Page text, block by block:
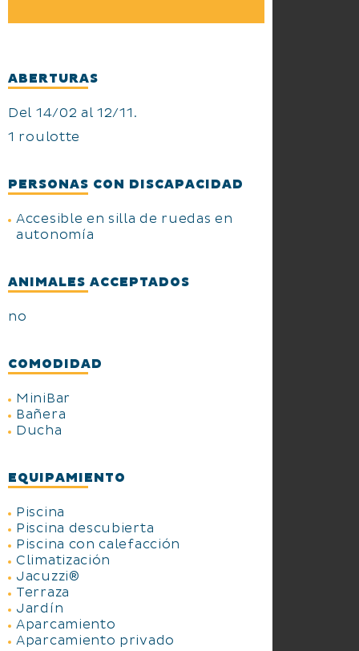
ABERTURAS
Del 14/02 al 12/11.
1 roulotte
PERSONAS CON DISCAPACIDAD
Accesible en silla de ruedas en
autonomía
ANIMALES ACCEPTADOS
no
COMODIDAD
MiniBar
Bañera
Ducha
EQUIPAMIENTO
Piscina
Piscina descubierta
Piscina con calefacción
Climatización
Jacuzzi®
Terraza
Jardín
Aparcamiento
Aparcamiento privado